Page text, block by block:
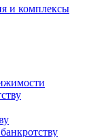
и комплексы